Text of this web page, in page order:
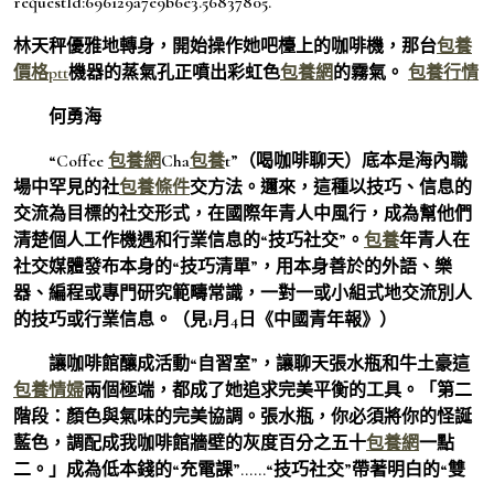
林天秤優雅地轉身，開始操作她吧檯上的咖啡機，那台包養
價格ptt機器的蒸氣孔正噴出彩虹色包養網的霧氣。 包養行情
何勇海
“Coffee 包養網Cha包養t”（喝咖啡聊天）底本是海內職
場中罕見的社包養條件交方法。邇來，這種以技巧、信息的
交流為目標的社交形式，在國際年青人中風行，成為幫他們
清楚個人工作機遇和行業信息的“技巧社交”。 包養年青人在
社交媒體發布本身的“技巧清單”，用本身善於的外語、樂
器、編程或專門研究範疇常識，一對一或小組式地交流別人
的技巧或行業信息。（見1月4日《中國青年報》）
讓咖啡館釀成活動“自習室”，讓聊天張水瓶和牛土豪這
包養情婦兩個極端，都成了她追求完美平衡的工具。「第二
階段：顏色與氣味的完美協調。張水瓶，你必須將你的怪誕
藍色，調配成我咖啡館牆壁的灰度百分之五十包養網一點
二。」成為低本錢的“充電課”……“技巧社交”帶著明白的“雙